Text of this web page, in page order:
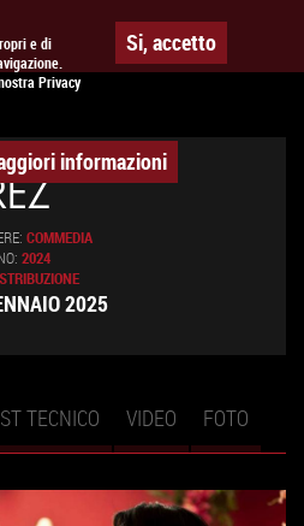
e di
Privacy
Si, accetto
informazioni
CINEMA
COMMEDIA
2024
2025
TECNICO VIDEO FOTO